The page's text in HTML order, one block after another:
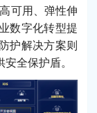
可用、弹性伸
数字化转型提
护解决方案则
全保护盾。